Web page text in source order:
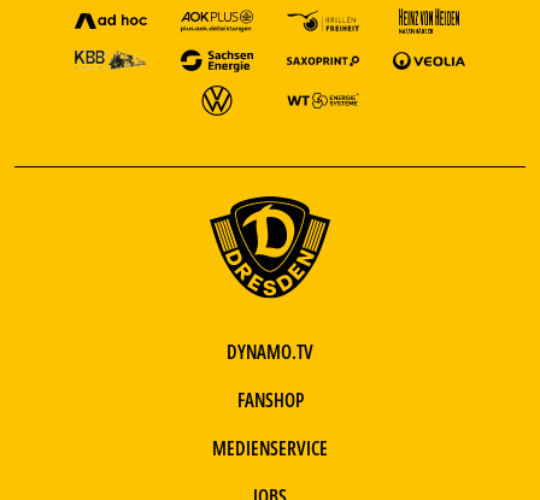
DYNAMO.TV
FANSHOP
MEDIENSERVICE